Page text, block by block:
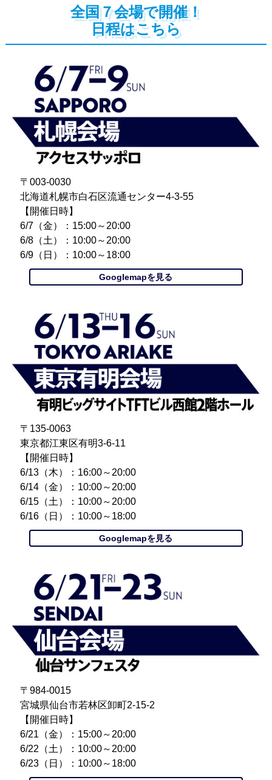
全国７会場で開催！
日程はこちら
〒003-0030
北海道札幌市白石区流通センター4-3-55
【開催日時】
6/7（金）：15:00～20:00
6/8（土）：10:00～20:00
6/9（日）：10:00～18:00
Googlemapを見る
〒135-0063
東京都江東区有明3-6-11
【開催日時】
6/13（木）：16:00～20:00
6/14（金）：10:00～20:00
6/15（土）：10:00～20:00
6/16（日）：10:00～18:00
Googlemapを見る
〒984-0015
宮城県仙台市若林区卸町2-15-2
【開催日時】
6/21（金）：15:00～20:00
6/22（土）：10:00～20:00
6/23（日）：10:00～18:00